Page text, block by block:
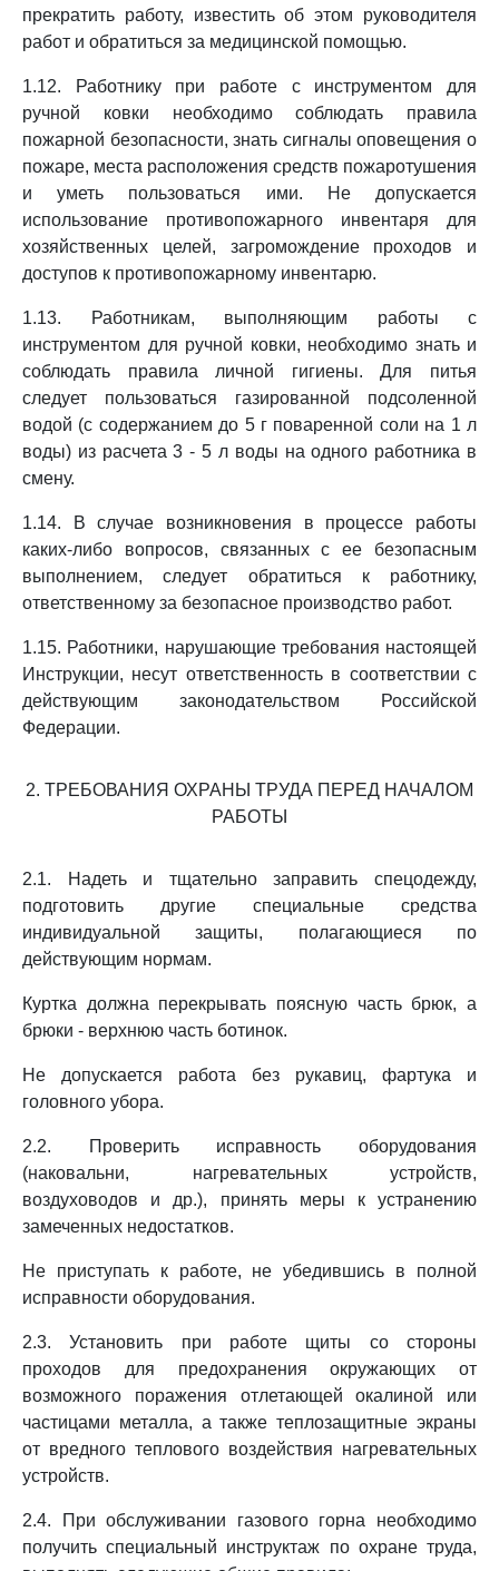
прекратить работу, известить об этом руководителя
работ и обратиться за медицинской помощью.
1.12. Работнику при работе с инструментом для
ручной ковки необходимо соблюдать правила
пожарной безопасности, знать сигналы оповещения о
пожаре, места расположения средств пожаротушения
и уметь пользоваться ими. Не допускается
использование противопожарного инвентаря для
хозяйственных целей, загромождение проходов и
доступов к противопожарному инвентарю.
1.13. Работникам, выполняющим работы с
инструментом для ручной ковки, необходимо знать и
соблюдать правила личной гигиены. Для питья
следует пользоваться газированной подсоленной
водой (с содержанием до 5 г поваренной соли на 1 л
воды) из расчета 3 - 5 л воды на одного работника в
смену.
1.14. В случае возникновения в процессе работы
каких-либо вопросов, связанных с ее безопасным
выполнением, следует обратиться к работнику,
ответственному за безопасное производство работ.
1.15. Работники, нарушающие требования настоящей
Инструкции, несут ответственность в соответствии с
действующим законодательством Российской
Федерации.
2. ТРЕБОВАНИЯ ОХРАНЫ ТРУДА ПЕРЕД НАЧАЛОМ
РАБОТЫ
2.1. Надеть и тщательно заправить спецодежду,
подготовить другие специальные средства
индивидуальной защиты, полагающиеся по
действующим нормам.
Куртка должна перекрывать поясную часть брюк, а
брюки - верхнюю часть ботинок.
Не допускается работа без рукавиц, фартука и
головного убора.
2.2. Проверить исправность оборудования
(наковальни, нагревательных устройств,
воздуховодов и др.), принять меры к устранению
замеченных недостатков.
Не приступать к работе, не убедившись в полной
исправности оборудования.
2.3. Установить при работе щиты со стороны
проходов для предохранения окружающих от
возможного поражения отлетающей окалиной или
частицами металла, а также теплозащитные экраны
от вредного теплового воздействия нагревательных
устройств.
2.4. При обслуживании газового горна необходимо
получить специальный инструктаж по охране труда,